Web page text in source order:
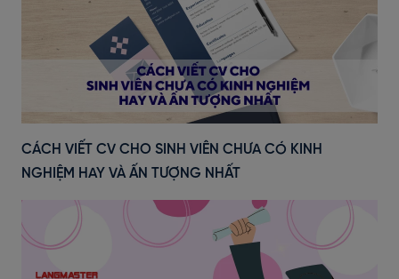
CÁCH VIẾT CV CHO SINH VIÊN CHƯA CÓ KINH
NGHIỆM HAY VÀ ẤN TƯỢNG NHẤT